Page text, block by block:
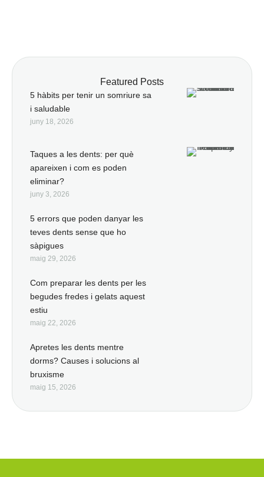
Featured Posts
5 hàbits per tenir un somriure sa
i saludable
juny 18, 2026
Taques a les dents: per què
apareixen i com es poden
eliminar?
juny 3, 2026
5 errors que poden danyar les
teves dents sense que ho
sàpigues
maig 29, 2026
Com preparar les dents per les
begudes fredes i gelats aquest
estiu
maig 22, 2026
Apretes les dents mentre
dorms? Causes i solucions al
bruxisme
maig 15, 2026